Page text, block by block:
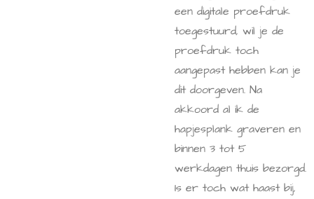
een digitale proefdruk
toegestuurd, wil je de
proefdruk toch
aangepast hebben kan je
dit doorgeven. Na
akkoord al ik de
hapjesplank graveren en
binnen 3 tot 5
werkdagen thuis bezorgd.
Is er toch wat haast bij,